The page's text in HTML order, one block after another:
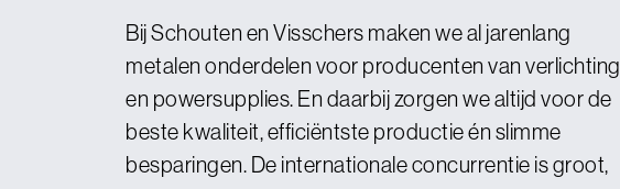
Bij Schouten en Visschers maken we al jarenlang
metalen onderdelen voor producenten van verlichting
en powersupplies. En daarbij zorgen we altijd voor de
beste kwaliteit, efficiëntste productie én slimme
besparingen. De internationale concurrentie is groot,